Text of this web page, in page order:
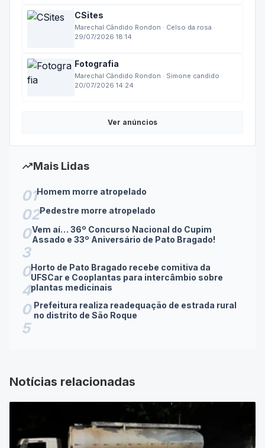
CSites
Marechal Cândido Rondon · Celso da rosa ·
29/07/2026 18:14
Fotografia
Marechal Cândido Rondon · Simone candido ·
20/07/2026 14:24
Ver anúncios
trending_upMais Lidas
01Homem morre atropelado
02Pedestre morre atropelado
0
3
Vem aí… 36º Concurso Nacional do Cupim
Assado e 33º Aniversário de Pato Bragado!
0
4
Horto de Pato Bragado recebe comitiva da
UFSCar e Cooplantas para intercâmbio sobre
plantas medicinais
0
5
Prefeitura realiza readequação de estrada rural
no distrito de São Roque
Notícias relacionadas